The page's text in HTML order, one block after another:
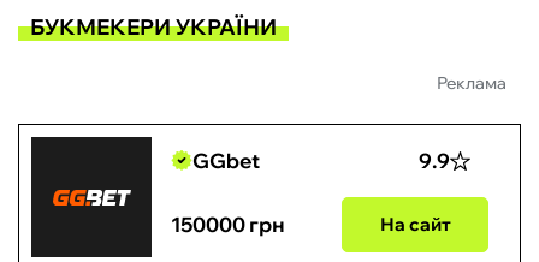
БУКМЕКЕРИ УКРАЇНИ
Реклама
GGbet 9.9
150000 грн На сайт